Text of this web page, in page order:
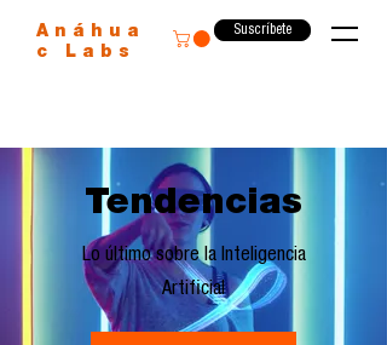
Anáhua
c Labs
Suscríbete
Tendencias
Lo último sobre la Inteligencia
Artificial